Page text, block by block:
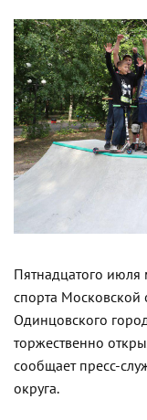
Пятнадцатого июля
спорта Московской
Одинцовского
торжественно
сообщает пресс-
округа.